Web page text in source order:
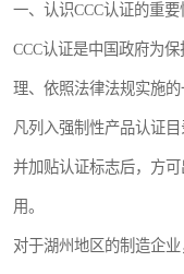
一、认识CCC认证的重要
CCC认证是中国政府为
理、依照法律法规实施的
凡列入强制性产品认证
并加贴认证标志后，方
用。
对于湖州地区的制造企